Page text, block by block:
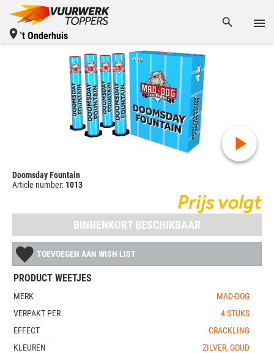
't Onderhuis
Doomsday Fountain
Article number: 1013
Prijs volgt
BINNENKORT BESCHIKBAAR
TOEVOEGEN AAN WISH LIST
PRODUCT WEETJES
MERK
MAD-DOG
VERPAKT PER
4 STUKS
EFFECT
CRACKLING
KLEUREN
ZILVER, GOUD